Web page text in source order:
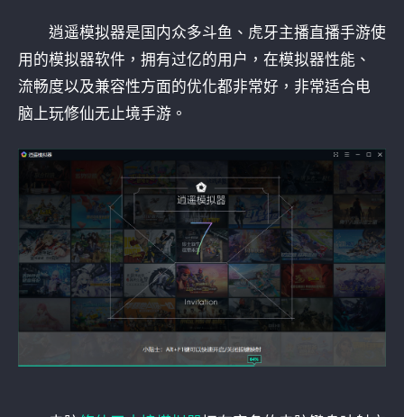
逍遥模拟器是国内众多斗鱼、虎牙主播直播手游使
用的模拟器软件，拥有过亿的用户，在模拟器性能、
流畅度以及兼容性方面的优化都非常好，非常适合电
脑上玩修仙无止境手游。